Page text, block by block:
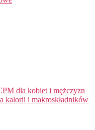
dla kobiet i mężczyzn
kalorii i makroskładników